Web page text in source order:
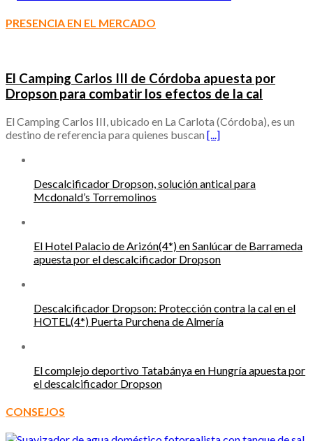
PRESENCIA EN EL MERCADO
El Camping Carlos III de Córdoba apuesta por
Dropson para combatir los efectos de la cal
El Camping Carlos III, ubicado en La Carlota (Córdoba), es un
destino de referencia para quienes buscan [...]
Descalcificador Dropson, solución antical para
Mcdonald’s Torremolinos
El Hotel Palacio de Arizón(4*) en Sanlúcar de Barrameda
apuesta por el descalcificador Dropson
Descalcificador Dropson: Protección contra la cal en el
HOTEL(4*) Puerta Purchena de Almería
El complejo deportivo Tatabánya en Hungría apuesta por
el descalcificador Dropson
CONSEJOS